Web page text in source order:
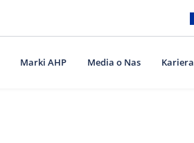
Marki AHP Media o Nas Kariera